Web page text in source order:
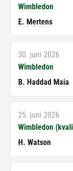
Wimbledon
E. Mertens
30. juni 2026
Wimbledon
B. Haddad Maia
25. juni 2026
Wimbledon
H. Watson